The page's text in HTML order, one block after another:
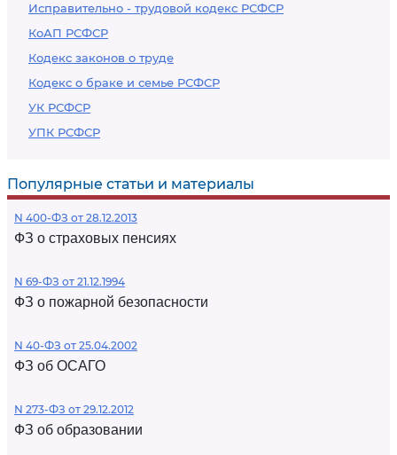
Исправительно - трудовой кодекс РСФСР
КоАП РСФСР
Кодекс законов о труде
Кодекс о браке и семье РСФСР
УК РСФСР
УПК РСФСР
Популярные статьи и материалы
N 400-ФЗ от 28.12.2013
ФЗ о страховых пенсиях
N 69-ФЗ от 21.12.1994
ФЗ о пожарной безопасности
N 40-ФЗ от 25.04.2002
ФЗ об ОСАГО
N 273-ФЗ от 29.12.2012
ФЗ об образовании